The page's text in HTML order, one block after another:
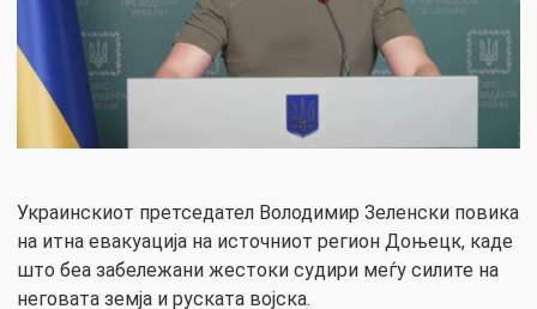
Украинскиот претседател Володимир Зеленски повика
на итна евакуација на источниот регион Доњецк, каде
што беа забележани жестоки судири меѓу силите на
неговата земја и руската војска.